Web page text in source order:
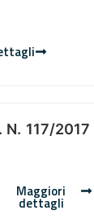
N. 117/2017
Maggiori
dettagli